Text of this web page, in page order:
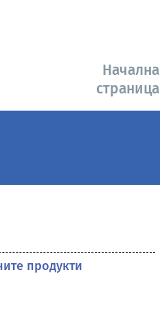
Начална
страница
продукти